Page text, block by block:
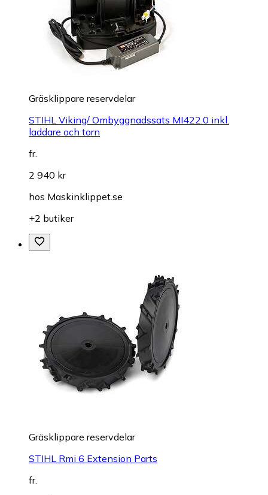
Gräsklippare reservdelar
STIHL Viking/ Ombyggnadssats MI422.0 inkl.
laddare och torn
fr.
2 940 kr
hos Maskinklippet.se
+2 butiker
Gräsklippare reservdelar
STIHL Rmi 6 Extension Parts
fr.